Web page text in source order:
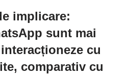
implicare:
sunt mai
cu
comparativ cu